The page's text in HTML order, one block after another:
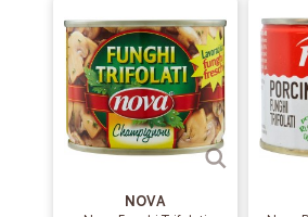
—Dina L.
CICALIA SUPER
Qualità,prezzo, cortesia, consegna la spesa
imballata,anche il giorno dopo aver
immediata a qualsiasi eventuale reclamo
aiuta la nostra dispensa a riempirsi di buoni
NOVA